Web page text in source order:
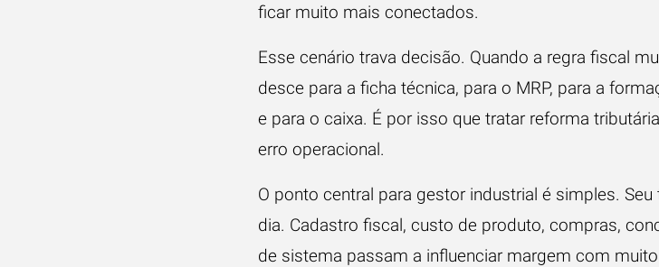
ficar muito mais conectados.
Esse cenário trava decisão. Quando a regra fiscal
desce para a ficha técnica, para o MRP, para a
e para o caixa. É por isso que tratar reforma
erro operacional.
O ponto central para gestor industrial é simples.
dia. Cadastro fiscal, custo de produto, compras,
de sistema passam a influenciar margem com